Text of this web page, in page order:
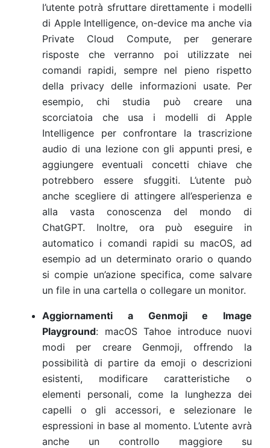
l’utente potrà sfruttare direttamente i modelli
di Apple Intelligence, on-device ma anche via
Private Cloud Compute, per generare
risposte che verranno poi utilizzate nei
comandi rapidi, sempre nel pieno rispetto
della privacy delle informazioni usate. Per
esempio, chi studia può creare una
scorciatoia che usa i modelli di Apple
Intelligence per confrontare la trascrizione
audio di una lezione con gli appunti presi, e
aggiungere eventuali concetti chiave che
potrebbero essere sfuggiti. L’utente può
anche scegliere di attingere all’esperienza e
alla vasta conoscenza del mondo di
ChatGPT. Inoltre, ora può eseguire in
automatico i comandi rapidi su macOS, ad
esempio ad un determinato orario o quando
si compie un’azione specifica, come salvare
un file in una cartella o collegare un monitor.
Aggiornamenti a Genmoji e Image
Playground: macOS Tahoe introduce nuovi
modi per creare Genmoji, offrendo la
possibilità di partire da emoji o descrizioni
esistenti, modificare caratteristiche o
elementi personali, come la lunghezza dei
capelli o gli accessori, e selezionare le
espressioni in base al momento. L’utente avrà
anche un controllo maggiore su